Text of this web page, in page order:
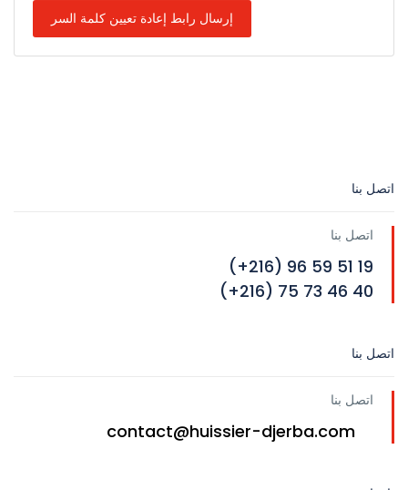
إرسال رابط إعادة تعيين كلمة السر
اتصل بنا
اتصل بنا
19 51 59 96 (216+)
40 46 73 75 (216+)
اتصل بنا
اتصل بنا
contact@huissier-djerba.com